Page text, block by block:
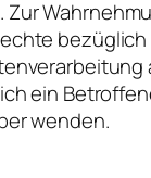
Zur
bezüglich
ein
wenden.